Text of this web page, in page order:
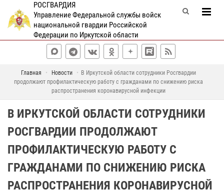
РОСГВАРДИЯ
Управление Федеральной службы войск
национальной гвардии Российской
Федерации по Иркутской области
Главная Новости
В Иркутской области сотрудники Росгвардии
продолжают профилактическую работу с гражданами по снижению риска
распространения коронавирусной инфекции
В ИРКУТСКОЙ ОБЛАСТИ СОТРУДНИКИ
РОСГВАРДИИ ПРОДОЛЖАЮТ
ПРОФИЛАКТИЧЕСКУЮ РАБОТУ С
ГРАЖДАНАМИ ПО СНИЖЕНИЮ РИСКА
РАСПРОСТРАНЕНИЯ КОРОНАВИРУСНОЙ